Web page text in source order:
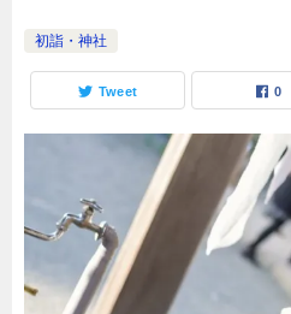
初詣・神社
Tweet 0